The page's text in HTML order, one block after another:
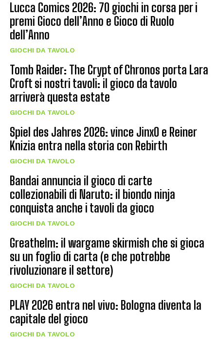
Lucca Comics 2026: 70 giochi in corsa per i
premi Gioco dell’Anno e Gioco di Ruolo
dell’Anno
GIOCHI DA TAVOLO
Tomb Raider: The Crypt of Chronos porta Lara
Croft si nostri tavoli: il gioco da tavolo
arriverà questa estate
GIOCHI DA TAVOLO
Spiel des Jahres 2026: vince JinxO e Reiner
Knizia entra nella storia con Rebirth
GIOCHI DA TAVOLO
Bandai annuncia il gioco di carte
collezionabili di Naruto: il biondo ninja
conquista anche i tavoli da gioco
GIOCHI DA TAVOLO
Greathelm: il wargame skirmish che si gioca
su un foglio di carta (e che potrebbe
rivoluzionare il settore)
GIOCHI DA TAVOLO
PLAY 2026 entra nel vivo: Bologna diventa la
capitale del gioco
GIOCHI DA TAVOLO